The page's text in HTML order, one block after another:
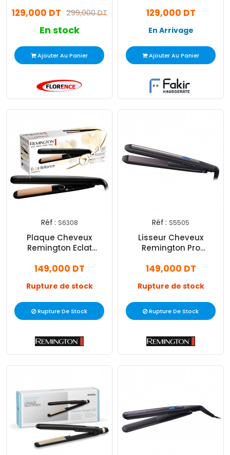
299,000 DT
129,000 DT
En stock
Ajouter Au Panier
230°C - Blanc
129,000 DT
En Arrivage
Ajouter Au Panier
Réf : S6308
Plaque Cheveux
Remington Eclat
Noir
149,000 DT
Rupture de stock
Rupture De Stock
Réf : S5505
Lisseur Cheveux
Remington Pro
Noir
149,000 DT
Rupture de stock
Rupture De Stock